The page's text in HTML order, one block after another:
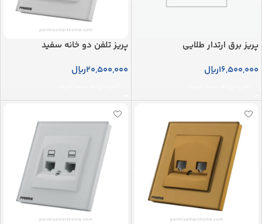
پریز برق ارتدار طلایی
16,500,000ریال
پریز تلفن دو خانه سفید
20,500,000ریال